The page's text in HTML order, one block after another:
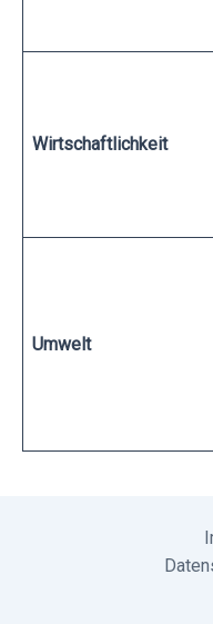
Wirtschaftlichkeit
Umwelt